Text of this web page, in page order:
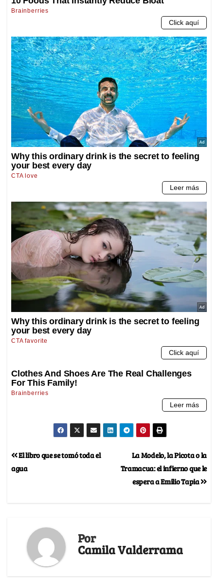
La Modelo, la Picota o la
Tramacua: el infierno que le
espera a Emilio Tapia
El libro que se tomó toda el
agua
Por
Camila Valderrama